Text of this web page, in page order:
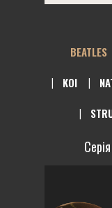
BEATLES
KOI